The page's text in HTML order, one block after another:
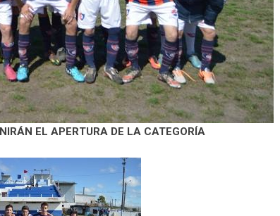
EL APERTURA DE LA CATEGORÍA